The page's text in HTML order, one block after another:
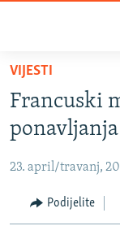
Pređite
glavni
sadržaj
Pređite
na
navigaciju
Pređite
BOSNA I
SRBIJA
KOSOVO
CRNA GORA
VIJESTI
Francuski
23. april/travanj,
Podijelite